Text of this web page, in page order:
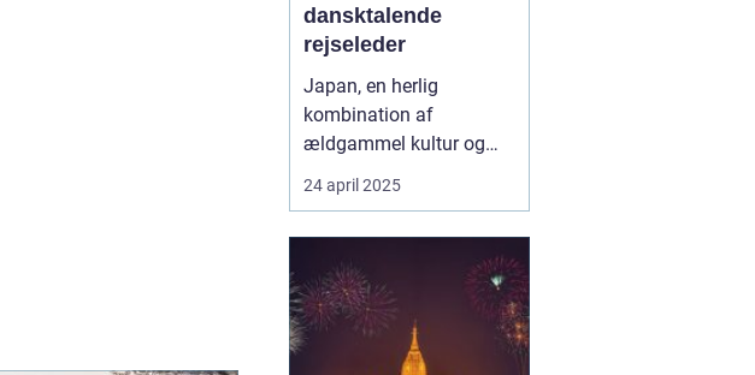
dansktalende
rejseleder
Japan, en herlig
kombination af
ældgammel kultur og
moderne innovation, er
en destination, der
hele verden. For danske
rejsende bliver
oplevelsen ekstra unik,
når de har en rejseleder,
24 april 2025